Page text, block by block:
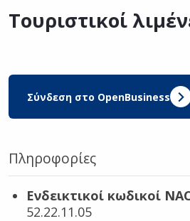
Τουριστικοί
Σύνδεση στο OpenBusiness
Πληροφορίες
Ενδεικτικοί κωδικοί
52.22.11.05